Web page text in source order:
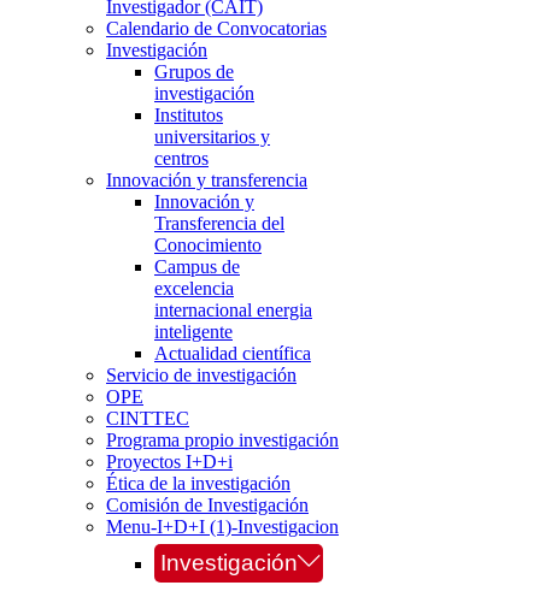
Investigador (CAIT)
Calendario de Convocatorias
Investigación
Grupos de
investigación
Institutos
universitarios y
centros
Innovación y transferencia
Innovación y
Transferencia del
Conocimiento
Campus de
excelencia
internacional energia
inteligente
Actualidad científica
Servicio de investigación
OPE
CINTTEC
Programa propio investigación
Proyectos I+D+i
Ética de la investigación
Comisión de Investigación
Menu-I+D+I (1)-Investigacion
Investigación